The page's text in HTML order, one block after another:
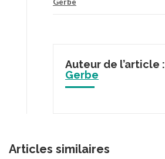
Auteur de l’article :
Gerbe
Articles similaires